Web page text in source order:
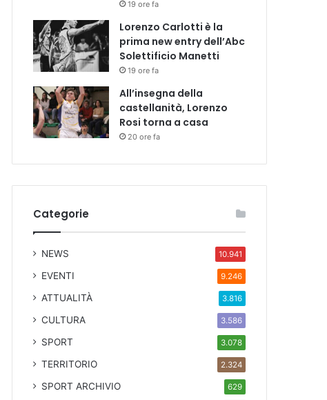
19 ore fa
Lorenzo Carlotti è la
prima new entry dell’Abc
Solettificio Manetti
19 ore fa
All’insegna della
castellanità, Lorenzo
Rosi torna a casa
20 ore fa
Categorie
NEWS 10.941
EVENTI 9.246
ATTUALITÀ 3.816
CULTURA 3.586
SPORT 3.078
TERRITORIO 2.324
SPORT ARCHIVIO 629